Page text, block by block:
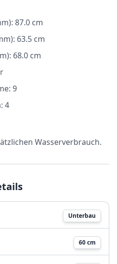
87.0 cm
63.5 cm
68.0 cm
9
4
Wasserverbrauch.
Unterbau
60 cm